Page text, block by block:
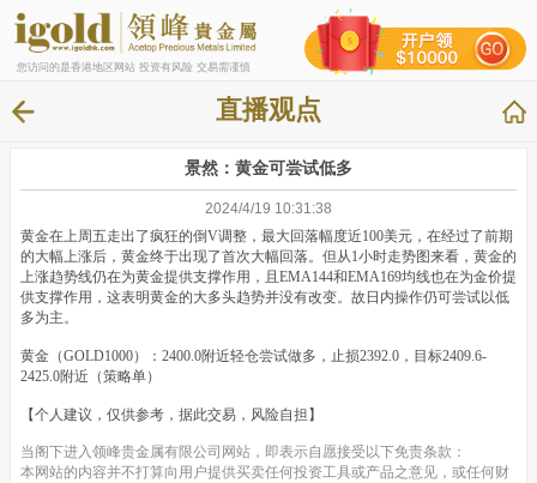
您访问的是香港地区网站 投资有风险 交易需谨慎
直播观点
景然：黄金可尝试低多
2024/4/19 10:31:38
黄金在上周五走出了疯狂的倒V调整，最大回落幅度近100美元，在经过了前期
的大幅上涨后，黄金终于出现了首次大幅回落。但从1小时走势图来看，黄金的
上涨趋势线仍在为黄金提供支撑作用，且EMA144和EMA169均线也在为金价提
供支撑作用，这表明黄金的大多头趋势并没有改变。故日内操作仍可尝试以低
多为主。
黄金（GOLD1000）：2400.0附近轻仓尝试做多，止损2392.0，目标2409.6-
2425.0附近（策略单）
【个人建议，仅供参考，据此交易，风险自担】
当阁下进入领峰贵金属有限公司网站，即表示自愿接受以下免责条款：
本网站的内容并不打算向用户提供买卖任何投资工具或产品之意见，或任何财